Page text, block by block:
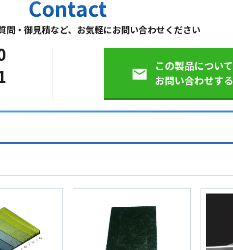
問・御見積など、お気軽にお問い合わせください
この製品について
お問い合わせする